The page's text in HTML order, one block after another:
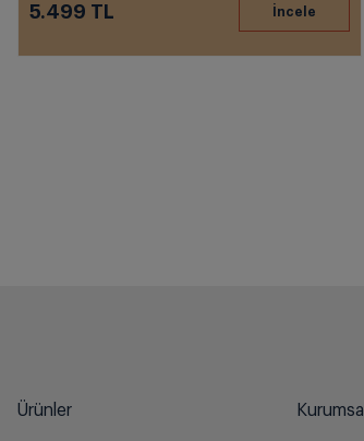
5.499 TL
Ürünler Kurumsal